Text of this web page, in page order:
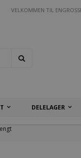
VELKOMMEN TIL
DELELAGER